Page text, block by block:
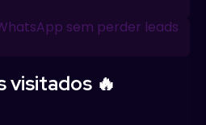
visitados 🔥